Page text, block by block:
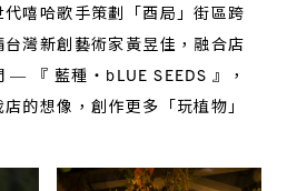
嘻哈歌手策劃「酉局」街區跨
灣新創藝術家黃昱佳，融合店
— 『 藍種・bLUE SEEDS 』，
的想像，創作更多「玩植物」